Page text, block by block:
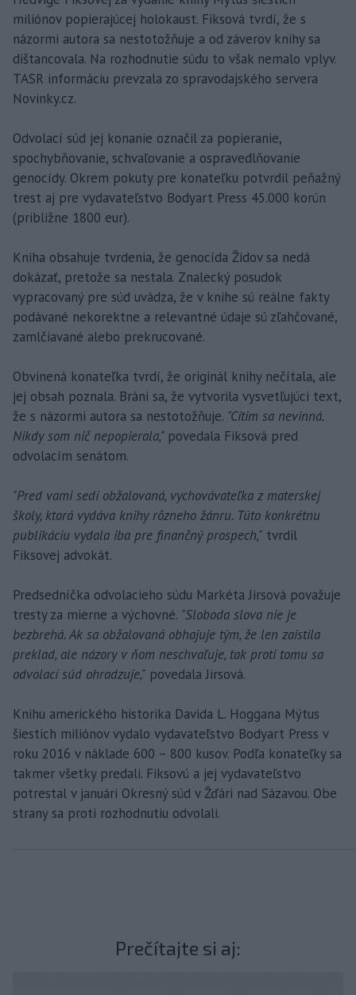
miliónov popierajúcej holokaust. Fiksová tvrdí, že s
názormi autora sa nestotožňuje a od záverov knihy sa
dištancovala. Na rozhodnutie súdu to však nemalo vplyv.
TASR informáciu prevzala zo spravodajského servera
Novinky.cz.
Odvolací súd jej konanie označil za popieranie,
spochybňovanie, schvaľovanie a ospravedlňovanie
genocídy. Okrem pokuty pre konateľku potvrdil peňažný
trest aj pre vydavateľstvo Bodyart Press 45.000 korún
(približne 1800 eur).
Kniha obsahuje tvrdenia, že genocída Židov sa nedá
dokázať, pretože sa nestala. Znalecký posudok
vypracovaný pre súd uvádza, že v knihe sú reálne fakty
podávané nekorektne a relevantné údaje sú zľahčované,
zamlčiavané alebo prekrucované.
Obvinená konateľka tvrdí, že originál knihy nečítala, ale
jej obsah poznala. Bráni sa, že vytvorila vysvetľujúci text,
že s názormi autora sa nestotožňuje. "Cítim sa nevinná.
Nikdy som nič nepopierala," povedala Fiksová pred
odvolacím senátom.
"Pred vami sedí obžalovaná, vychovávateľka z materskej
školy, ktorá vydáva knihy rôzneho žánru. Túto konkrétnu
publikáciu vydala iba pre finančný prospech," tvrdil
Fiksovej advokát.
Predsedníčka odvolacieho súdu Markéta Jirsová považuje
tresty za mierne a výchovné. "Sloboda slova nie je
bezbrehá. Ak sa obžalovaná obhajuje tým, že len zaistila
preklad, ale názory v ňom neschvaľuje, tak proti tomu sa
odvolací súd ohradzuje," povedala Jirsová.
Knihu amerického historika Davida L. Hoggana Mýtus
šiestich miliónov vydalo vydavateľstvo Bodyart Press v
roku 2016 v náklade 600 – 800 kusov. Podľa konateľky sa
takmer všetky predali. Fiksovú a jej vydavateľstvo
potrestal v januári Okresný súd v Žďári nad Sázavou. Obe
strany sa proti rozhodnutiu odvolali.
Prečítajte si aj: